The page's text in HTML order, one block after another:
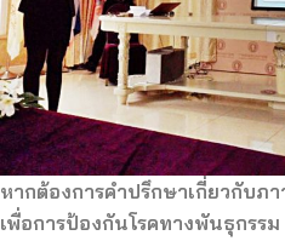
หากต้องการคำปรึกษาเกี่ยวกับภ
เพื่อการป้องกันโรคทางพันธุกรรม